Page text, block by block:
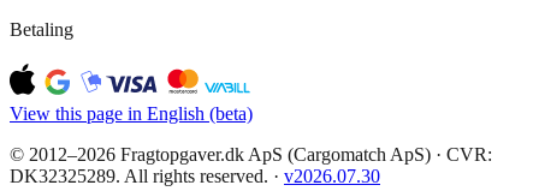
Betaling
View this page in English (beta)
© 2012–2026 Fragtopgaver.dk ApS (Cargomatch ApS) · CVR:
DK32325289. All rights reserved. · v2026.07.30